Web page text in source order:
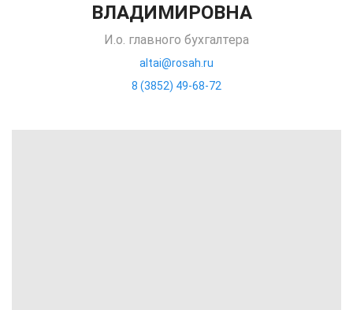
ВЛАДИМИРОВНА
И.о. главного бухгалтера
altai@rosah.ru
8 (3852) 49-68-72